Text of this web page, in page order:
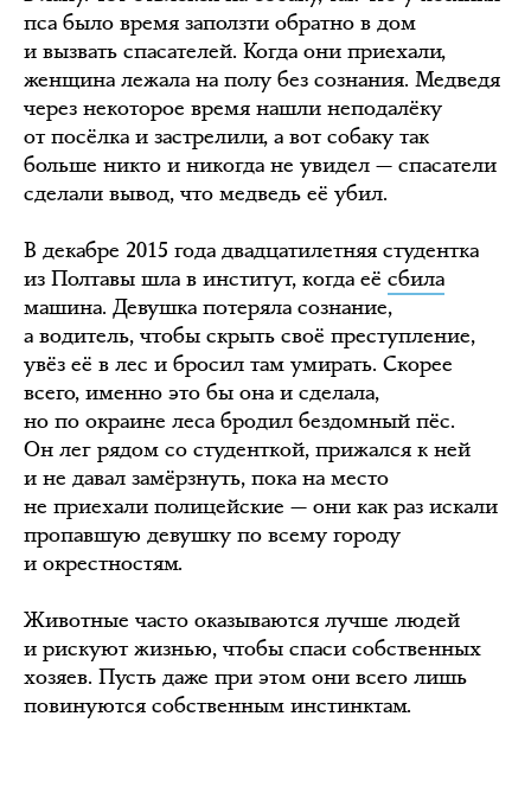
пса было время заползти обратно в дом
и вызвать спасателей. Когда они приехали,
женщина лежала на полу без сознания. Медведя
через некоторое время нашли неподалёку
от посёлка и застрелили, а вот собаку так
больше никто и никогда не увидел — спасатели
сделали вывод, что медведь её убил.
В декабре 2015 года двадцатилетняя студентка
из Полтавы шла в институт, когда её сбила
машина. Девушка потеряла сознание,
а водитель, чтобы скрыть своё преступление,
увёз её в лес и бросил там умирать. Скорее
всего, именно это бы она и сделала,
но по окраине леса бродил бездомный пёс.
Он лег рядом со студенткой, прижался к ней
и не давал замёрзнуть, пока на место
не приехали полицейские — они как раз искали
пропавшую девушку по всему городу
и окрестностям.
Животные часто оказываются лучше людей
и рискуют жизнью, чтобы спаси собственных
хозяев. Пусть даже при этом они всего лишь
повинуются собственным инстинктам.